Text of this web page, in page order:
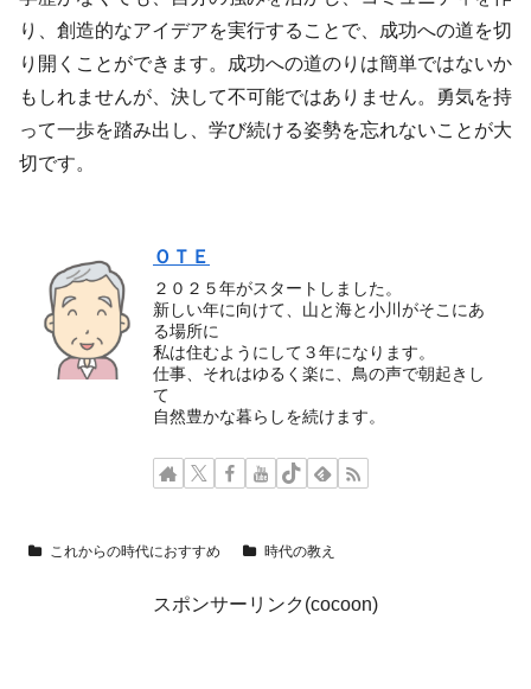
り、創造的なアイデアを実行することで、成功への道を切
り開くことができます。成功への道のりは簡単ではないか
もしれませんが、決して不可能ではありません。勇気を持
って一歩を踏み出し、学び続ける姿勢を忘れないことが大
切です。
ＯＴＥ
２０２５年がスタートしました。
新しい年に向けて、山と海と小川がそこにあ
る場所に
私は住むようにして３年になります。
仕事、それはゆるく楽に、鳥の声で朝起きし
て
自然豊かな暮らしを続けます。
これからの時代におすすめ 時代の教え
スポンサーリンク(cocoon)